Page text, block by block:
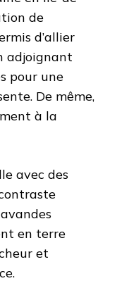
de
d’allier
adjoignant
pour une
De même,
à la
avec des
en terre
et